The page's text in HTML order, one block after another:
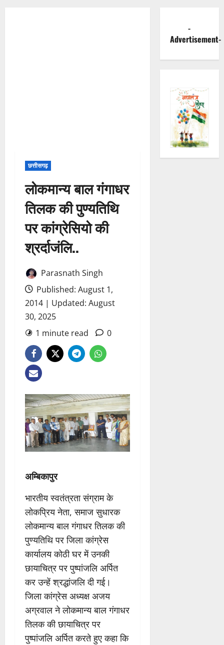
छत्तीसगढ़
लोकमान्य बाल गंगाधर
तिलक की पुण्यतिथि
पर कांग्रेसियो की
श्रर्दाजंलि..
Parasnath Singh
Published: August 1,
2014 | Updated: August
30, 2025
1 minute read
0
अम्बिकापुर
भारतीय स्वतंत्रता संग्राम के
लोकप्रिय नेता, समाज सुधारक
लोकमान्य बाल गंगाधर तिलक की
पुण्यतिथि पर जिला कांग्रेस
कार्यालय कोठी घर में उनकी
छायाचित्र पर पुष्पांजलि अर्पित
कर उन्हें श्रद्धांजलि दी गई।
जिला कांग्रेस अध्यक्ष अजय
अग्रवाल ने लोकमान्य बाल गंगाधर
तिलक की छायाचित्र पर
पुष्पांजलि अर्पित करते हुए कहा कि
-
Advertisement-